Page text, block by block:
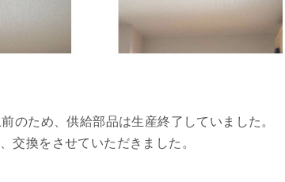
のため、供給部品は生産終了していました。
交換をさせていただきました。